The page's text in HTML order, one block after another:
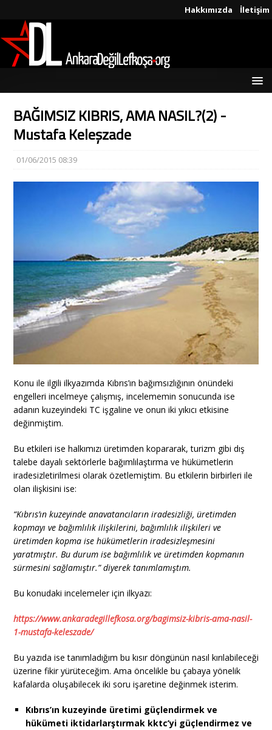
Hakkımızda İletişim
BAĞIMSIZ KIBRIS, AMA NASIL?(2) -
Mustafa Keleşzade
01/06/2015 08:39
Konu ile ilgili ilkyazımda Kıbrıs’ın bağımsızlığının önündeki
engelleri incelmeye çalışmış, incelememin sonucunda ise
adanın kuzeyindeki TC işgaline ve onun iki yıkıcı etkisine
değinmiştim.
Bu etkileri ise halkımızı üretimden kopararak, turizm gibi dış
talebe dayalı sektörlerle bağımlılaştırma ve hükümetlerin
iradesizletirilmesi olarak özetlemiştim. Bu etkilerin birbirleri ile
olan ilişkisini ise:
“Kıbrıs’ın kuzeyinde anavatancıların iradesizliği, üretimden
kopmayı ve bağımlılık ilişkilerini, bağımlılık ilişkileri ve
üretimden kopma ise hükümetlerin iradesizleşmesini
yaratmıştır. Bu durum ise bağımlılık ve üretimden kopmanın
sürmesini sağlamıştır.” diyerek tanımlamıştım.
Bu konudaki incelemeler için ilkyazı:
https://www.ankaradegillefkosa.org/bagimsiz-kibris-ama-nasil-
1-mustafa-keleszade/
Bu yazıda ise tanımladığım bu kısır döngünün nasıl kırılabileceği
üzerine fikir yürüteceğim. Ama öncelikle bu çabaya yönelik
kafalarda oluşabilecek iki soru işaretine değinmek isterim.
Kıbrıs’ın kuzeyinde üretimi güçlendirmek ve
hükümeti iktidarlarştırmak kktc’yi güçlendirmez ve